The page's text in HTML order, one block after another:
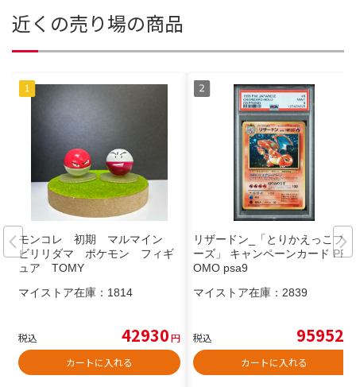
近くの売り場の商品
モンコレ 初期 マルマイン
ビリリダマ ポケモン フィギ
ュア TOMY
マイストア在庫： 1814
税込 42930円
カートに入れる
リザードン_「とりかえっこプリ
ーズ」 キャンペーンカード PR
OMO psa9
マイストア在庫： 2839
税込 95952
カートに入れる